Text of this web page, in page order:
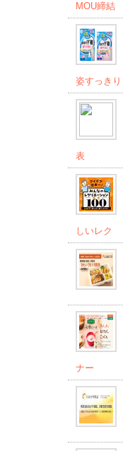
MOU締結
姿すっきり
表
しいレク
ナー